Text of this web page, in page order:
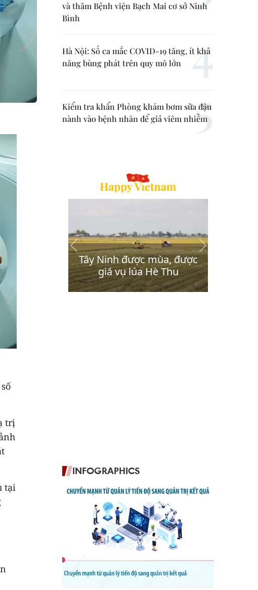
trị
tại
và thăm Bệnh viện Bạch Mai cơ sở Ninh
Bình
Hà Nội: Số ca mắc COVID-19 tăng, ít khả
năng bùng phát trên quy mô lớn
Kiểm tra khẩn Phòng khám bơm sữa đậu
nành vào bệnh nhân để giả viêm nhiễm
INFOGRAPHICS